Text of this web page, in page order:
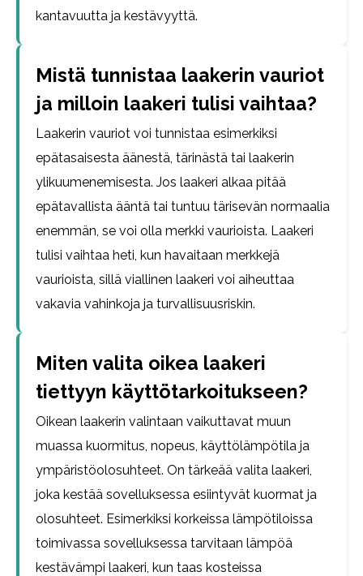
kantavuutta ja kestävyyttä.
Mistä tunnistaa laakerin vauriot
ja milloin laakeri tulisi vaihtaa?
Laakerin vauriot voi tunnistaa esimerkiksi
epätasaisesta äänestä, tärinästä tai laakerin
ylikuumenemisesta. Jos laakeri alkaa pitää
epätavallista ääntä tai tuntuu tärisevän normaalia
enemmän, se voi olla merkki vaurioista. Laakeri
tulisi vaihtaa heti, kun havaitaan merkkejä
vaurioista, sillä viallinen laakeri voi aiheuttaa
vakavia vahinkoja ja turvallisuusriskin.
Miten valita oikea laakeri
tiettyyn käyttötarkoitukseen?
Oikean laakerin valintaan vaikuttavat muun
muassa kuormitus, nopeus, käyttölämpötila ja
ympäristöolosuhteet. On tärkeää valita laakeri,
joka kestää sovelluksessa esiintyvät kuormat ja
olosuhteet. Esimerkiksi korkeissa lämpötiloissa
toimivassa sovelluksessa tarvitaan lämpöä
kestävämpi laakeri, kun taas kosteissa